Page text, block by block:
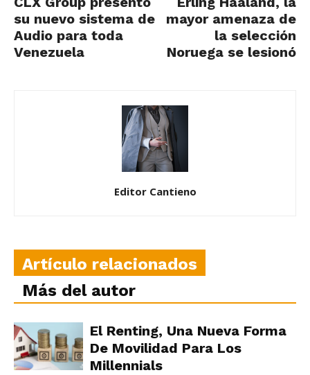
su nuevo sistema de
Audio para toda
Venezuela
mayor amenaza de
la selección
Noruega se lesionó
Editor Cantieno
Artículo relacionados
Más del autor
El Renting, Una Nueva Forma
De Movilidad Para Los
Millennials